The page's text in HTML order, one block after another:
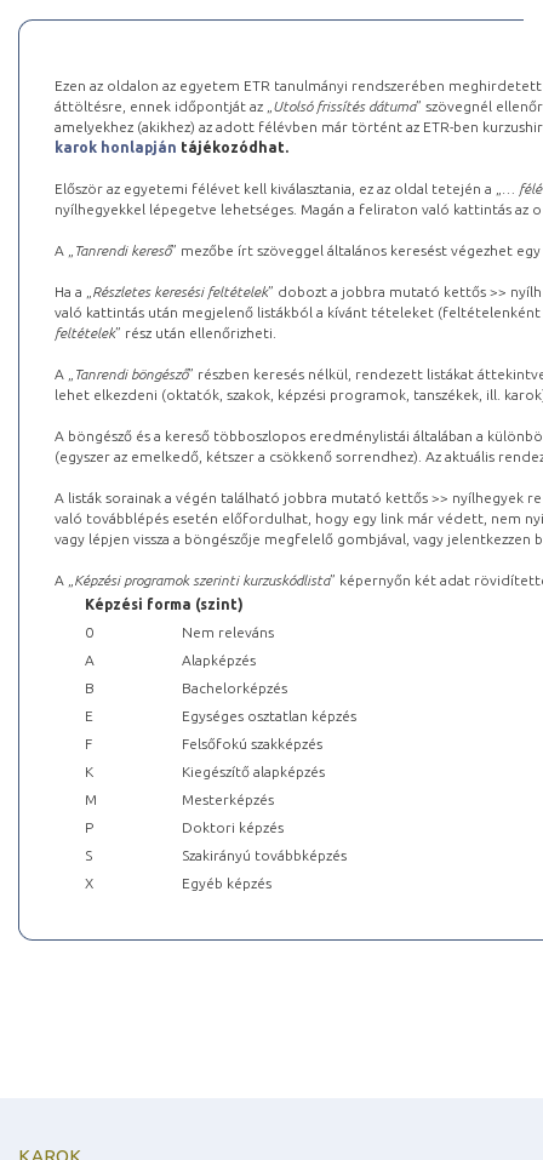
Ezen az oldalon az egyetem ETR tanulmányi rendszerében
áttöltésre, ennek időpontját az „ Utolsó frissítés dátuma” szövegnél
amelyekhez (akikhez) az adott félévben már történt az ETR-ben
karok honlapján tájékozódhat.
Először az egyetemi félévet kell kiválasztania, ez az oldal tetején a „
…
nyílhegyekkel lépegetve lehetséges. Magán a feliraton való kattintás az
A „ Tanrendi kereső” mezőbe írt szöveggel általános keresést végezhet
Ha a „ Részletes keresési feltételek” dobozt a jobbra mutató kettős >>
való kattintás után megjelenő listákból a kívánt tételeket (feltételenként
feltételek” rész után ellenőrizheti.
A „ Tanrendi böngésző” részben keresés nélkül, rendezett listákat
lehet elkezdeni (oktatók, szakok, képzési programok, tanszékek, ill.
A böngésző és a kereső többoszlopos eredménylistái általában a
(egyszer az emelkedő, kétszer a csökkenő sorrendhez). Az aktuális
A listák sorainak a végén található jobbra mutató kettős >> nyílhegyek
való továbblépés esetén előfordulhat, hogy egy link már védett, nem
vagy lépjen vissza a böngészője megfelelő gombjával, vagy
A „ Képzési programok szerinti kurzuskódlista” képernyőn két adat
Képzési forma (szint)
0
Nem releváns
A
Alapképzés
B
Bachelorképzés
E
Egységes osztatlan képzés
F
Felsőfokú szakképzés
K
Kiegészítő alapképzés
M
Mesterképzés
P
Doktori képzés
S
Szakirányú továbbképzés
X
Egyéb képzés